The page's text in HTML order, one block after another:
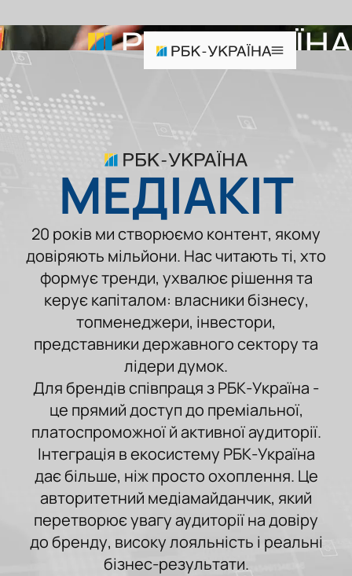
20 РОКІВ ВПЛИВУ
МЕДІАКІТ
20 років ми створюємо контент, якому
довіряють мільйони. Нас читають ті, хто
формує тренди, ухвалює рішення та
керує капіталом: власники бізнесу,
топменеджери, інвестори,
представники державного сектору та
лідери думок.
Для брендів співпраця з РБК-Україна -
це прямий доступ до преміальної,
платоспроможної й активної аудиторії.
Інтеграція в екосистему РБК-Україна
дає більше, ніж просто охоплення. Це
авторитетний медіамайданчик, який
перетворює увагу аудиторії на довіру
до бренду, високу лояльність і реальні
бізнес-результати.